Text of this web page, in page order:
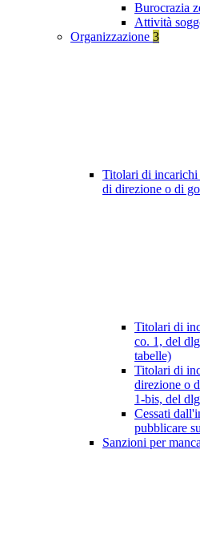
Burocrazia
Attività
Organizzazione 3
Titolari di
di direzione o di
Titolari di
co. 1, del
tabelle)
Titolari di
direzione o
1-bis, del
Cessati
pubblicare
Sanzioni per